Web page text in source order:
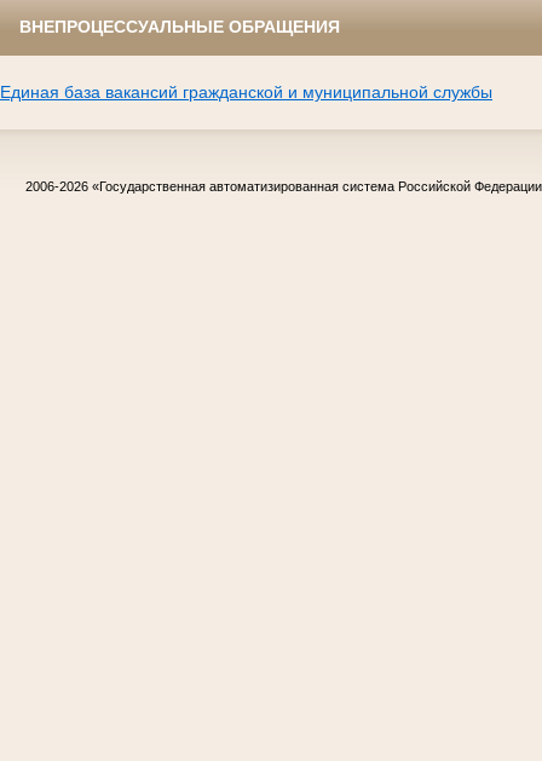
ВНЕПРОЦЕССУАЛЬНЫЕ ОБРАЩЕНИЯ
Единая база вакансий гражданской и муниципальной службы
2006-2026 «Государственная автоматизированная система Российской